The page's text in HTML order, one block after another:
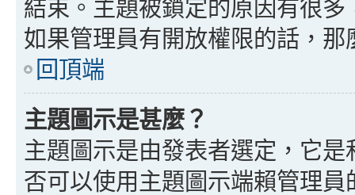
結束。主題被鎖定的原因有很
如果管理員有開放權限的話，
回頂端
主題圖示是甚麼？
主題圖示是由發表者選定，它
否可以使用主題圖示端賴管理員